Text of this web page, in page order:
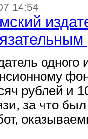
14:54
одного
рублей и
за что